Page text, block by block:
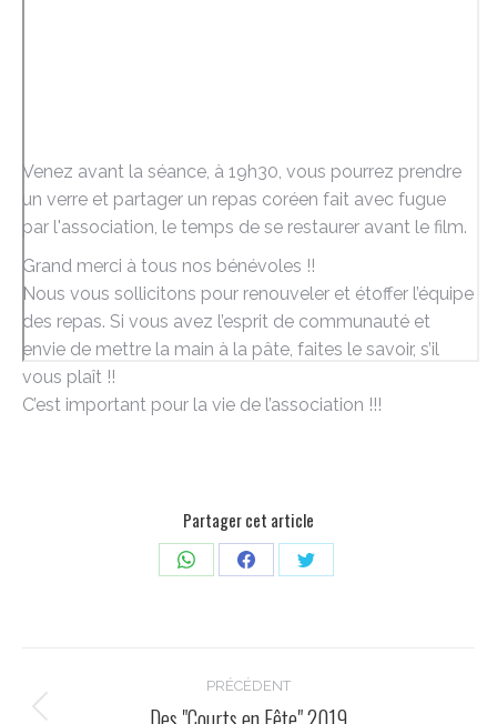
Venez avant la séance, à 19h30, vous pourrez prendre
un verre et partager un repas coréen fait avec fugue
par l'association, le temps de se restaurer avant le film.
Grand merci à tous nos bénévoles !!
Nous vous sollicitons pour renouveler et étoffer l’équipe
des repas. Si vous avez l’esprit de communauté et
envie de mettre la main à la pâte, faites le savoir, s’il
vous plaît !!
C’est important pour la vie de l’association !!!
Partager cet article
PartagerPartagerPartager
PRÉCÉDENT
Article